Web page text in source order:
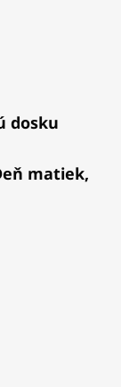
dosku
matiek,